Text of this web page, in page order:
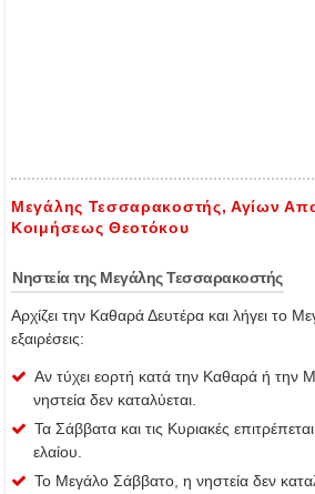
Μεγάλης Τεσσαρακοστής, Αγίων
Κοιμήσεως Θεοτόκου
Νηστεία της Μεγάλης Τεσσαρακοστής
Αρχίζει την Καθαρά Δευτέρα και λήγει το
εξαιρέσεις:
Αν τύχει εορτή κατά την Καθαρά ή την
νηστεία δεν καταλύεται.
Τα Σάββατα και τις Κυριακές
ελαίου.
Το Μεγάλο Σάββατο, η νηστεία δεν